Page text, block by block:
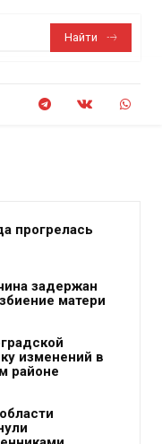
Найти
прогрелась
задержан
матери
изменений в
районе